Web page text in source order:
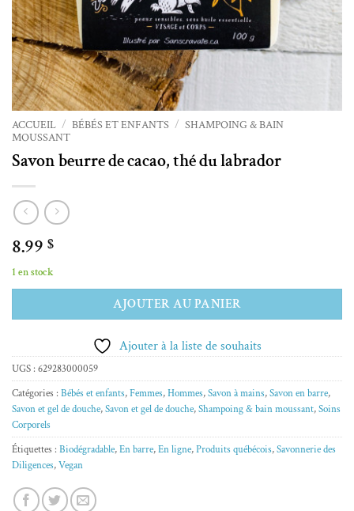
ACCUEIL / BÉBÉS ET ENFANTS / SHAMPOING & BAIN
MOUSSANT
Savon beurre de cacao, thé du labrador
8.99 $
1 en stock
AJOUTER AU PANIER
Ajouter à la liste de souhaits
UGS : 629283000059
Catégories : Bébés et enfants,Femmes,Hommes,Savon à mains,Savon en barre,
Savon et gel de douche,Savon et gel de douche,Shampoing & bain moussant,Soins
Corporels
Étiquettes : Biodégradable,En barre,En ligne,Produits québécois,Savonnerie des
Diligences,Vegan